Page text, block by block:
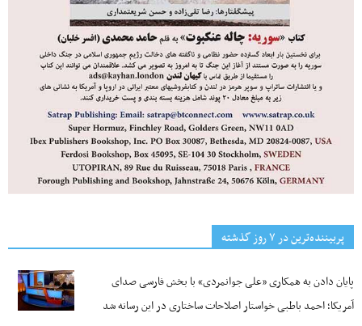
پربیننده‌ترین‌ در ۷ روز گذشته
پایان دادن به همکاری «علی جوانمردی» با بخش فارسی صدای
آمریکا؛ احمد باطبی خواستار اصلاحات ساختاری در این رسانه شد